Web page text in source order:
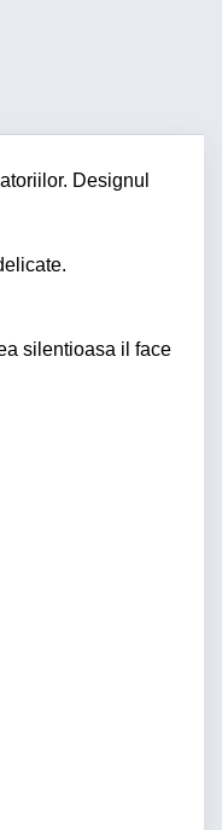
Designul
silentioasa il face